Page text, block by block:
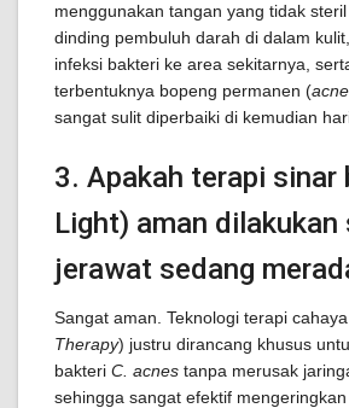
menggunakan tangan yang tidak
dinding pembuluh darah di dalam
infeksi bakteri ke area sekitarnya,
terbentuknya bopeng permanen (
sangat sulit diperbaiki di kemudian
3. Apakah terapi sinar
Light) aman dilakukan
jerawat sedang
Sangat aman. Teknologi terapi
Therapy) justru dirancang khusus
bakteri C. acnes tanpa merusak
sehingga sangat efektif